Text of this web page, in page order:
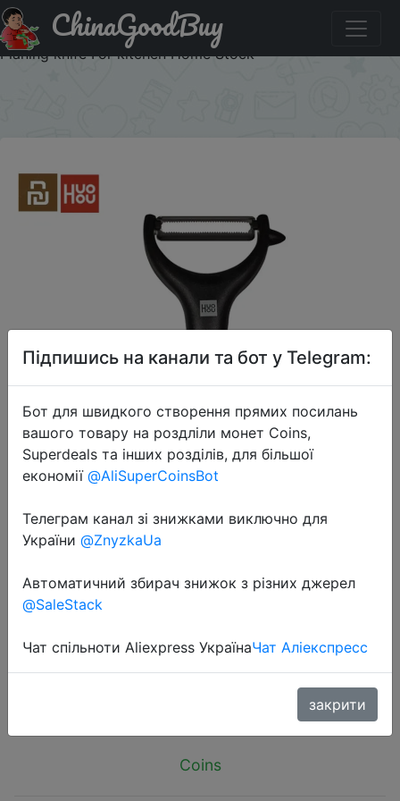
Придбати по знижці Original Youpin Huohou Melon and
Fruit Peeler Stainless Steel fruit Peeler Multifunction
Planing knife For kitchen Home Stock
ChinaGoodBuy
2025-05-09
Original Youpin Huohou Melon and
Fruit Peeler Stainless Steel fruit
Peeler Multifunction Planing knife
Coins
Підпишись на канали та бот у Telegram:
Бот для швидкого створення прямих посилань
вашого товару на роздліли монет Coins,
Superdeals та інших розділів, для більшої
економії @AliSuperCoinsBot
Телеграм канал зі знижками виключно для
України @ZnyzkaUa
Автоматичний збирач знижок з різних джерел
@SaleStack
Чат спільноти Aliexpress УкраїнаЧат Аліекспресс
закрити